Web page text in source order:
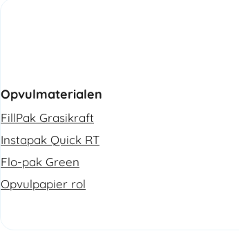
Opvulmaterialen
FillPak Grasikraft
Instapak Quick RT
Flo-pak Green
Opvulpapier rol